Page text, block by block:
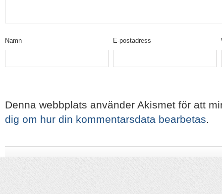
Namn E-postadress
Denna webbplats använder Akismet för att
dig om hur din kommentarsdata bearbetas.